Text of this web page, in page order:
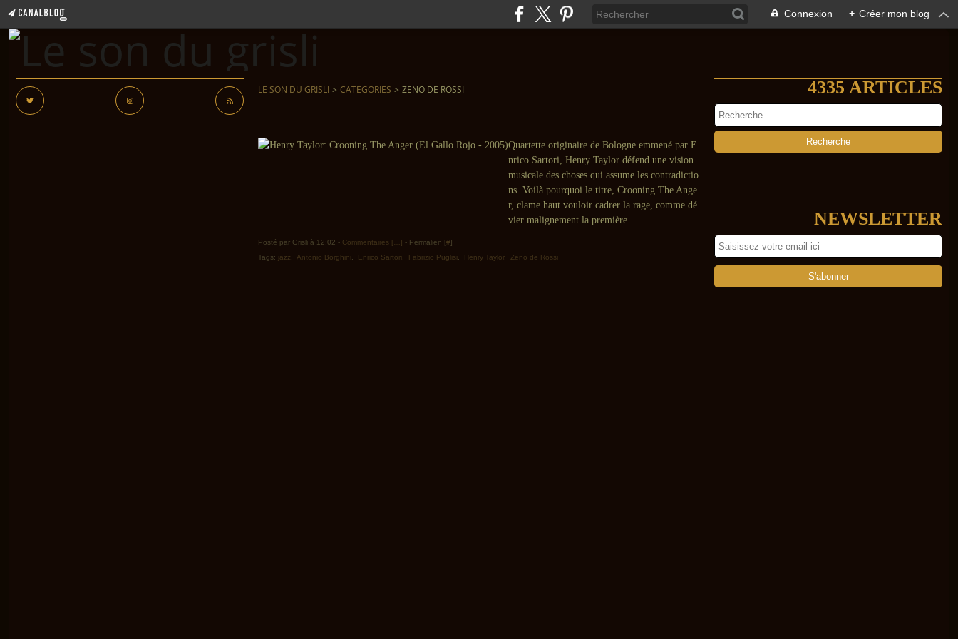
Connexion + Créer mon blog
LE SON DU GRISLI > CATEGORIES > ZENO DE ROSSI
Quartette originaire de Bologne emmené par E
nrico Sartori, Henry Taylor défend une vision
musicale des choses qui assume les contradictio
ns. Voilà pourquoi le titre, Crooning The Ange
r, clame haut vouloir cadrer la rage, comme dé
vier malignement la première...
Posté par Grisli à 12:02 - Commentaires [ ] - Permalien [#]
Tags: jazz Antonio Borghini Enrico Sartori Fabrizio Puglisi Henry Taylor, Zeno de Rossi
4335 ARTICLES
NEWSLETTER